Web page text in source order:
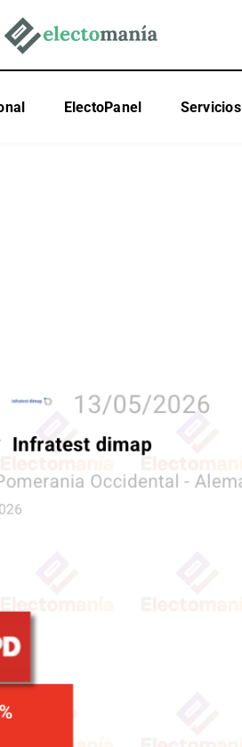
ElectoPanel Servicios